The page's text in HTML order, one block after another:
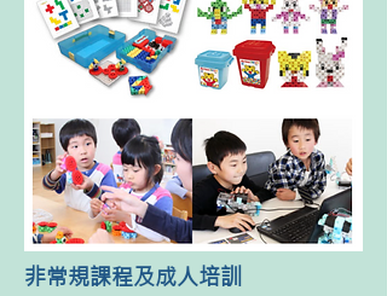
非常規課程及成人培訓